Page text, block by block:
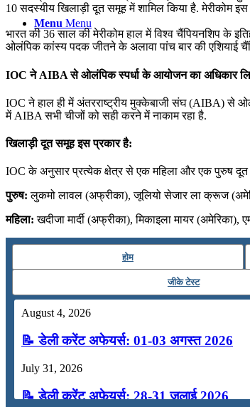
Menu Menu
July 22, 2026
📝 डेली करेंट अफेयर्स: 19-21 जुलाई 2026
July 19, 2026
📝 डेली करेंट अफेयर्स: 16-18 जुलाई 2026
10 सदस्यीय खिलाड़ी दूत समूह में शामिल किया है. मेरीकोम इस
भारत की 36 साल की मेरीकोम हाल में विश्व चैंपियनशिप के
ओलंपिक कांस्य पदक जीतने के अलावा पांच बार की एशियाई
IOC ने AIBA से ओलंपिक स्पर्धा के आयोजन का अधिकार
IOC ने हाल ही में अंतरराष्ट्रीय मुक्केबाजी संघ (AIBA) से
में AIBA सभी चीजों को सही करने में नाकाम रहा है.
खिलाड़ी दूत समूह इस प्रकार है:
IOC के अनुसार प्रत्येक क्षेत्र से एक महिला और एक पुरुष
पुरुष: लुकमो लावल (अफ्रीका), जूलियो सेजार ला क्रूज
महिला: खदीजा मार्दी (अफ्रीका), मिकाइला मायर
होम
जीके टेस्ट
August 4, 2026
📝 डेली करेंट अफेयर्स: 01-03 अगस्त 2026
July 31, 2026
📝 डेली करेंट अफेयर्स: 28-31 जुलाई 2026